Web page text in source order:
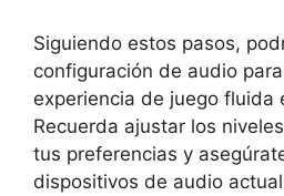
Siguiendo estos pasos,
configuración de audio
experiencia de juego fluida
Recuerda ajustar los
tus preferencias y
dispositivos de audio